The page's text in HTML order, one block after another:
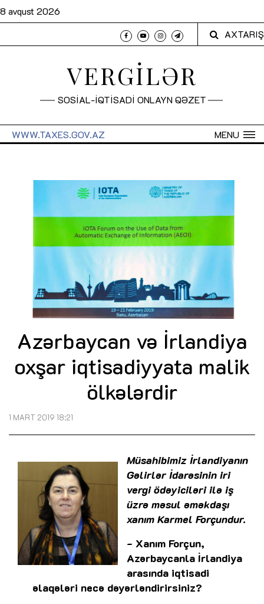
8 avqust 2026
AXTARIŞ
VERGİLƏR
SOSİAL-İQTİSADİ ONLAYN QƏZET
MENU
WWW.TAXES.GOV.AZ
Azərbaycan və İrlandiya
oxşar iqtisadiyyata malik
ölkələrdir
1 MART 2019 18:21
Müsahibimiz İrlandiyanın
Gəlirlər İdarəsinin iri
vergi ödəyiciləri ilə iş
üzrə məsul əməkdaşı
xanım Karmel Forçundur.
- Xanım Forçun,
Azərbaycanla İrlandiya
arasında iqtisadi
əlaqələri necə dəyərləndirirsiniz?